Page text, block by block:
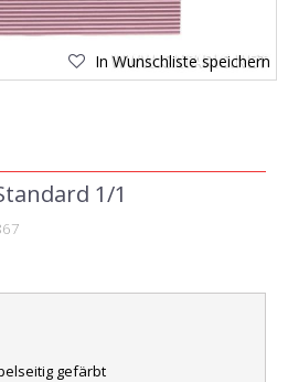
In Wunschliste speichern
1/1
gefärbt